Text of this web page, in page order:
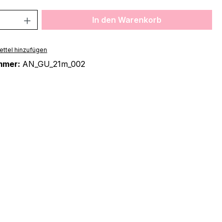
Anzahl: Gib den gewünschten Wert
In den Warenkorb
hinzufügen
AN_GU_21m_002